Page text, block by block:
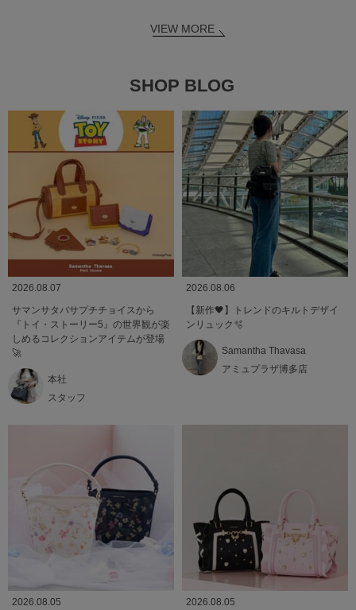
VIEW MORE
SHOP BLOG
2026.08.07
サマンサタバサプチチョイスから
『トイ・ストーリー5』の世界観が楽
しめるコレクションアイテムが登場
🚀
本社
スタッフ
2026.08.06
【新作🖤】トレンドのキルトデザイ
ンリュック🫧
Samantha Thavasa
アミュプラザ博多店
2026.08.05
2026.08.05